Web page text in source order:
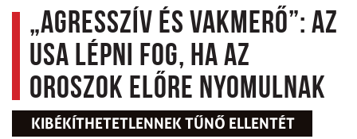
„Agresszív és vakmerő”: az
USA lépni fog, ha az
oroszok előre nyomulnak
KIBÉKÍTHETETLENNEK TŰNŐ ELLENTÉT